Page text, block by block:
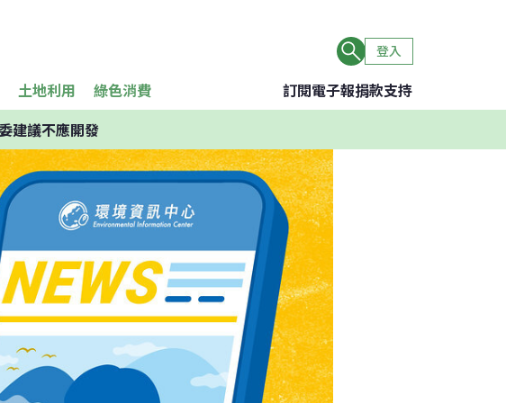
登入
土地利用 綠色消費 訂閱電子報捐款支持
建議不應開發